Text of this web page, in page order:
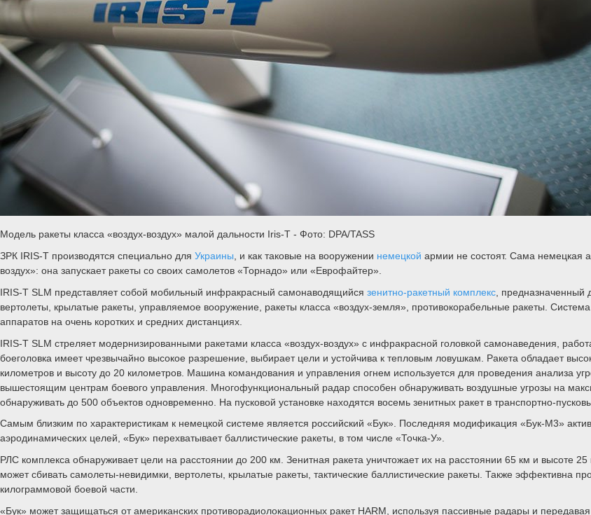
Модель ракеты класса «воздух-воздух» малой дальности Iris-T - Фото: DPA/TASS
ЗРК IRIS-T производятся специально для Украины , и как таковые на вооружении немецкой армии не состоят. Сама немецкая
воздух»: она запускает ракеты со своих самолетов «Торнадо» или «Еврофайтер».
IRIS-T SLM представляет собой мобильный инфракрасный самонаводящийся зенитно-ракетный комплекс , предназначенный
вертолеты, крылатые ракеты, управляемое вооружение, ракеты класса «воздух-земля», противокорабельные ракеты.
аппаратов на очень коротких и средних дистанциях.
IRIS-T SLM стреляет модернизированными ракетами класса «воздух-воздух» с инфракрасной головкой самонаведения,
боеголовка имеет чрезвычайно высокое разрешение, выбирает цели и устойчива к тепловым ловушкам. Ракета обладает
километров и высоту до 20 километров. Машина командования и управления огнем используется для проведения анализа
вышестоящим центрам боевого управления. Многофункциональный радар способен обнаруживать воздушные угрозы на
обнаруживать до 500 объектов одновременно. На пусковой установке находятся восемь зенитных ракет в транспортно-
Самым близким по характеристикам к немецкой системе является российский «Бук». Последняя модификация «Бук-М3»
аэродинамических целей, «Бук» перехватывает баллистические ракеты, в том числе «Точка-У».
РЛС комплекса обнаруживает цели на расстоянии до 200 км. Зенитная ракета уничтожает их на расстоянии 65 км и высоте
может сбивать самолеты-невидимки, вертолеты, крылатые ракеты, тактические баллистические ракеты. Также эффективна
килограммовой боевой части.
«Бук» может защищаться от американских противорадиолокационных ракет HARM, используя пассивные радары и